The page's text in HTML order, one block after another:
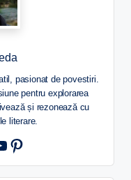
pasionat de povestiri.
pentru explorarea
și rezonează cu
literare.
Pinterest